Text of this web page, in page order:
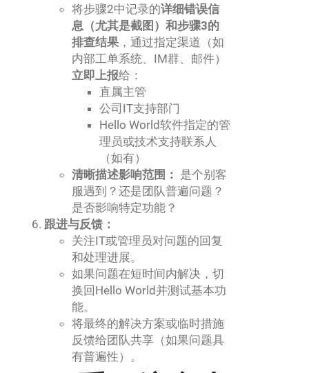
将步骤2中记录的详细错误信
息（尤其是截图）和步骤3的
排查结果 ，通过指定渠道（如
内部工单系统、IM群、邮件）
立即上报给：
直属主管
公司IT支持部门
Hello World软件指定的管
理员或技术支持联系人
（如有）
清晰描述影响范围： 是个别客
服遇到？还是团队普遍问题？
是否影响特定功能？
跟进与反馈：
关注IT或管理员对问题的回复
和处理进展。
如果问题在短时间内解决，切
换回Hello World并测试基本功
能。
将最终的解决方案或临时措施
反馈给团队共享（如果问题具
有普遍性）。